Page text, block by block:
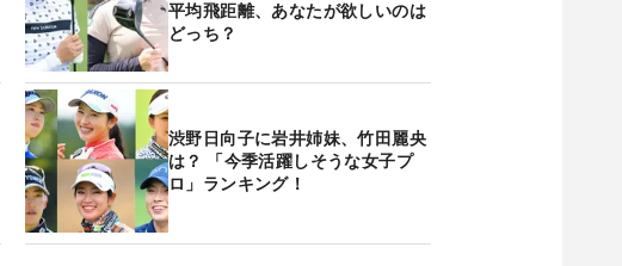
平均飛距離、あなたが欲しいのは
どっち？
渋野日向子に岩井姉妹、竹田麗央
は？ 「今季活躍しそうな女子プ
ロ」ランキング！